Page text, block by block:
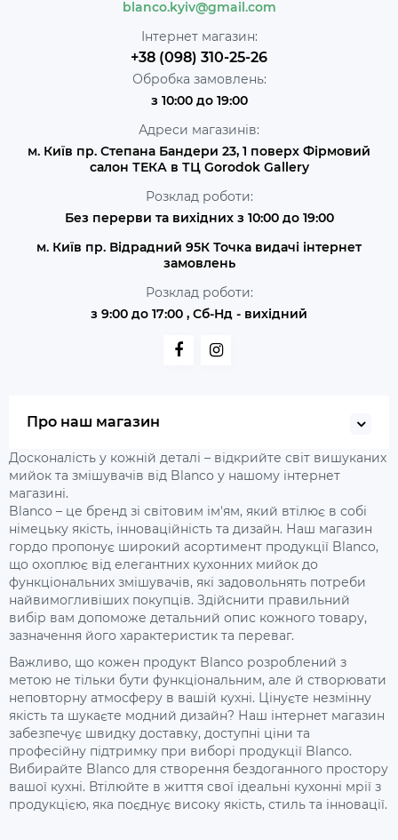
blanco.kyiv@gmail.com
Інтернет магазин:
+38 (098) 310-25-26
Обробка замовлень:
з 10:00 до 19:00
Адреси магазинів:
м. Київ пр. Степана Бандери 23, 1 поверх Фірмовий
салон ТЕКА в ТЦ Gorodok Gallery
Розклад роботи:
Без перерви та вихідних з 10:00 до 19:00
м. Київ пр. Відрадний 95К Точка видачі інтернет
замовлень
Розклад роботи:
з 9:00 до 17:00 , Сб-Нд - вихідний
Про наш магазин
Досконалість у кожній деталі – відкрийте світ вишуканих
мийок та змішувачів від Blanco у нашому інтернет
магазині.
Blanco – це бренд зі світовим ім'ям, який втілює в собі
німецьку якість, інноваційність та дизайн. Наш магазин
гордо пропонує широкий асортимент продукції Blanco,
що охоплює від елегантних кухонних мийок до
функціональних змішувачів, які задовольнять потреби
найвимогливіших покупців. Здійснити правильний
вибір вам допоможе детальний опис кожного товару,
зазначення його характеристик та переваг.
Важливо, що кожен продукт Blanco розроблений з
метою не тільки бути функціональним, але й створювати
неповторну атмосферу в вашій кухні. Цінуєте незмінну
якість та шукаєте модний дизайн? Наш інтернет магазин
забезпечує швидку доставку, доступні ціни та
професійну підтримку при виборі продукції Blanco.
Вибирайте Blanco для створення бездоганного простору
вашої кухні. Втілюйте в життя свої ідеальні кухонні мрії з
продукцією, яка поєднує високу якість, стиль та інновації.